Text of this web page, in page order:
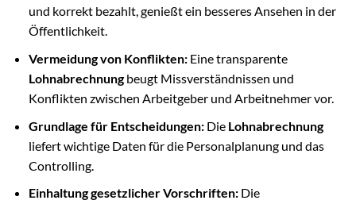
und korrekt bezahlt, genießt ein besseres Ansehen in der
Öffentlichkeit.
Vermeidung von Konflikten:Eine transparente
Lohnabrechnungbeugt Missverständnissen und
Konflikten zwischen Arbeitgeber und Arbeitnehmer vor.
Grundlage für Entscheidungen:Die Lohnabrechnung
liefert wichtige Daten für die Personalplanung und das
Controlling.
Einhaltung gesetzlicher Vorschriften:Die